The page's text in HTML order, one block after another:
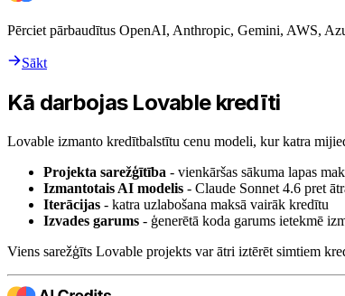
Pērciet pārbaudītus OpenAI, Anthropic, Gemini, AWS,
Sākt
Kā darbojas Lovable kredīti
Lovable izmanto kredītbalstītu cenu modeli, kur katra
Projekta sarežģītība - vienkāršas sākuma lapas
Izmantotais AI modelis - Claude Sonnet 4.6 pret
Iterācijas - katra uzlabošana maksā vairāk kredītu
Izvades garums - ģenerētā koda garums ietekmē
Viens sarežģīts Lovable projekts var ātri iztērēt simtiem